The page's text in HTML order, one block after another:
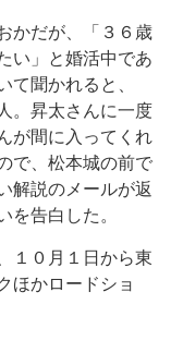
かだが、「３６歳
い」と婚活中であ
て聞かれると、
。昇太さんに一度
が間に入ってくれ
で、松本城の前で
解説のメールが返
を告白した。
１０月１日から東
ほかロードショ